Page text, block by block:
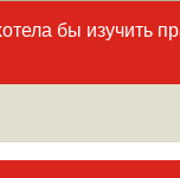
бы изучить